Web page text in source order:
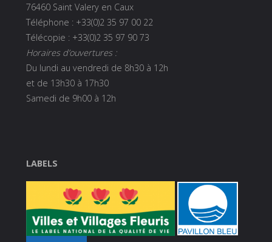
76460 Saint Valery en Caux
Téléphone : +33(0)2 35 97 00 22
Télécopie : +33(0)2 35 97 90 73
Horaires d’ouvertures :
Du lundi au vendredi de 8h30 à 12h
et de 13h30 à 17h30
Samedi de 9h00 à 12h
LABELS